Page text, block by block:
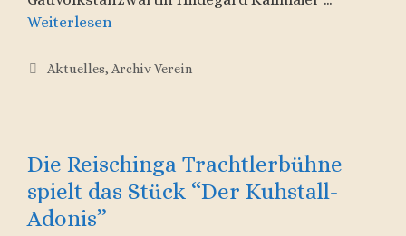
Weiterlesen
Kategorien
Aktuelles, Archiv Verein
Die Reischinga Trachtlerbühne
spielt das Stück “Der Kuhstall-
Adonis”